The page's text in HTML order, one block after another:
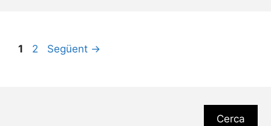
Pàgina
1 Pàgina
2 Següent →
Cerca